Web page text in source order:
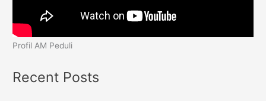
Profil AM Peduli
Recent Posts